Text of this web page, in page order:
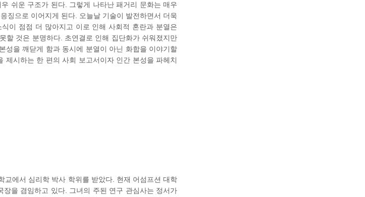
쉬운 구조가 된다. 그렇게 나타난 패거리 문화는 매우
징으로 이어지게 된다. 오늘날 기술이 발전하면서 더욱
이 점점 더 많아지고 이로 인해 사회적 혼란과 분열은
할 것은 분명하다. 초연결로 인해 집단화가 쉬워졌지만
성을 깨닫게 함과 동시에 분열이 아닌 화합을 이야기할
시하는 한 편의 사회 보고서이자 인간 본성을 파헤치
교에서 심리학 박사 학위를 받았다. 현재 어섬프션 대학
을 겸임하고 있다. 그녀의 주된 연구 관심사는 정서가